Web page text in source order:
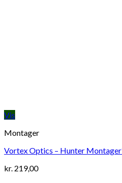
Vis
Montager
Vortex Optics – Hunter
kr. 219,00